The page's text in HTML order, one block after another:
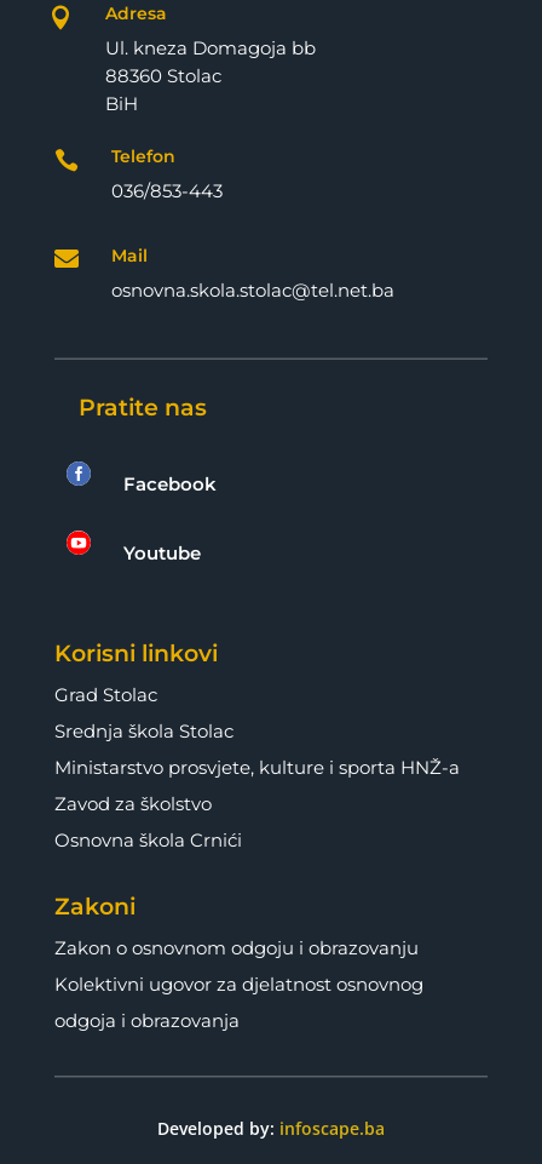
 Adresa
Ul. kneza Domagoja bb
88360 Stolac
BiH
 Telefon
036/853-443
 Mail
osnovna.skola.stolac@tel.net.ba
Pratite nas
 Facebook
 Youtube
Korisni linkovi
Grad Stolac
Srednja škola Stolac
Ministarstvo prosvjete, kulture i sporta HNŽ-a
Zavod za školstvo
Osnovna škola Crnići
Zakoni
Zakon o osnovnom odgoju i obrazovanju
Kolektivni ugovor za djelatnost osnovnog
odgoja i obrazovanja
Developed by: infoscape.ba